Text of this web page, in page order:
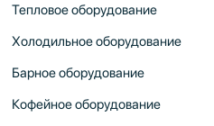
Тепловое оборудование
Холодильное оборудование
Барное оборудование
Кофейное оборудование